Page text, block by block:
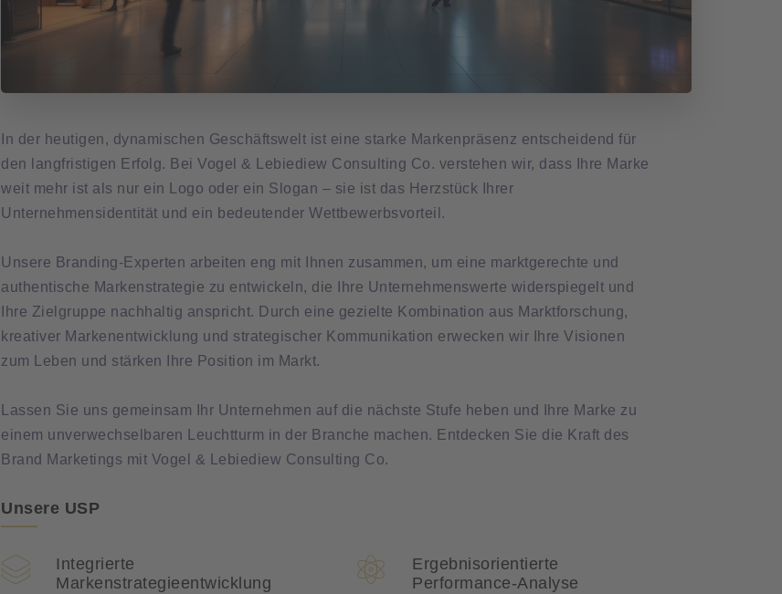
In der heutigen, dynamischen Geschäftswelt ist eine starke Markenpräsenz entscheidend für
den langfristigen Erfolg. Bei Vogel & Lebiediew Consulting Co. verstehen wir, dass Ihre Marke
weit mehr ist als nur ein Logo oder ein Slogan – sie ist das Herzstück Ihrer
Unternehmensidentität und ein bedeutender Wettbewerbsvorteil.
Unsere Branding-Experten arbeiten eng mit Ihnen zusammen, um eine marktgerechte und
authentische Markenstrategie zu entwickeln, die Ihre Unternehmenswerte widerspiegelt und
Ihre Zielgruppe nachhaltig anspricht. Durch eine gezielte Kombination aus Marktforschung,
kreativer Markenentwicklung und strategischer Kommunikation erwecken wir Ihre Visionen
zum Leben und stärken Ihre Position im Markt.
Lassen Sie uns gemeinsam Ihr Unternehmen auf die nächste Stufe heben und Ihre Marke zu
einem unverwechselbaren Leuchtturm in der Branche machen. Entdecken Sie die Kraft des
Brand Marketings mit Vogel & Lebiediew Consulting Co.
Unsere USP
Integrierte
Markenstrategieentwicklung
Ergebnisorientierte
Performance-Analyse